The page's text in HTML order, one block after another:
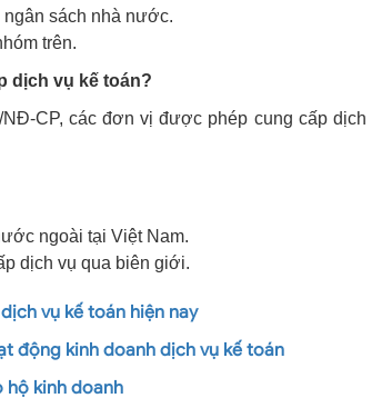
sách nhà nước.
trên.
dịch vụ kế toán?
CP, các đơn vị được phép cung cấp dịch
ngoài tại Việt Nam.
dịch vụ qua biên giới.
vụ kế toán hiện nay
động kinh doanh dịch vụ kế toán
hộ kinh doanh